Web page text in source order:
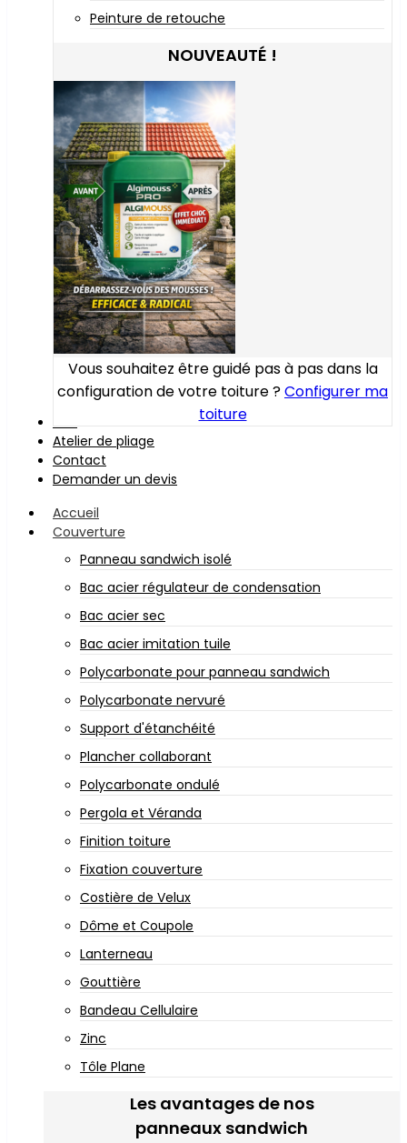
Peinture de retouche
NOUVEAUTÉ !
Vous souhaitez être guidé pas à pas dans la
configuration de votre toiture ?Configurer ma
toiture
Atelier de pliage
Contact
Demander un devis
Accueil
Couverture
Panneau sandwich isolé
Bac acier régulateur de condensation
Bac acier sec
Bac acier imitation tuile
Polycarbonate pour panneau sandwich
Polycarbonate nervuré
Support d'étanchéité
Plancher collaborant
Polycarbonate ondulé
Pergola et Véranda
Finition toiture
Fixation couverture
Costière de Velux
Dôme et Coupole
Lanterneau
Gouttière
Bandeau Cellulaire
Zinc
Tôle Plane
Les avantages de nos
panneaux sandwich